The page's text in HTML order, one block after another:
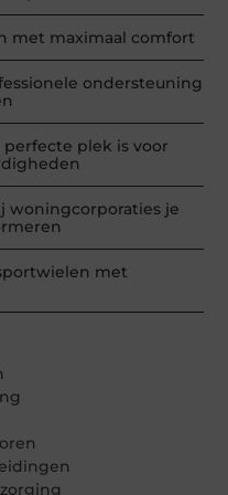
met maximaal comfort
ondersteuning
plek is voor
woningcorporaties je
met